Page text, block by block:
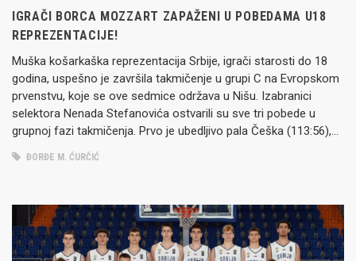
IGRAČI BORCA MOZZART ZAPAŽENI U POBEDAMA U18
REPREZENTACIJE!
Muška košarkaška reprezentacija Srbije, igrači starosti do 18
godina, uspešno je završila takmičenje u grupi C na Evropskom
prvenstvu, koje se ove sedmice održava u Nišu. Izabranici
selektora Nenada Stefanovića ostvarili su sve tri pobede u
grupnoj fazi takmičenja. Prvo je ubedljivo pala Češka (113:56),
zatim Finska (96:72), a na kraju i Slovenija (75:64). Navedeni…
ĐORĐE M. ĆURČIĆ